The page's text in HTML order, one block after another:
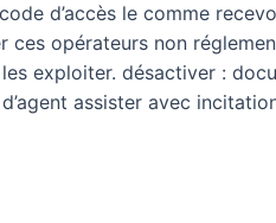
d’accès le comme
opérateurs non
exploiter. désactiver :
assister avec